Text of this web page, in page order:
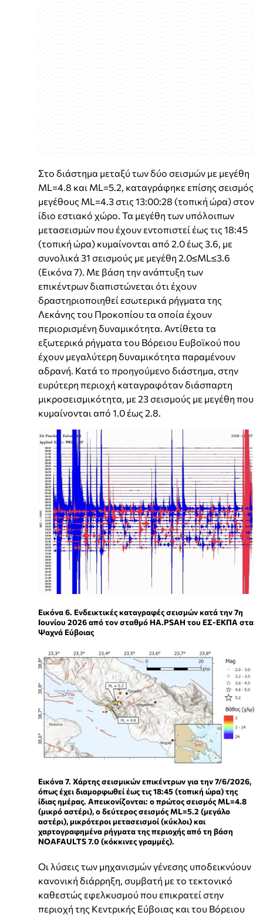
Στο διάστημα μεταξύ των δύο σεισμών με μεγέθη
ML=4.8 και ML=5.2, καταγράφηκε επίσης σεισμός
μεγέθους ML=4.3 στις 13:00:28 (τοπική ώρα) στον
ίδιο εστιακό χώρο. Τα μεγέθη των υπόλοιπων
μετασεισμών που έχουν εντοπιστεί έως τις 18:45
(τοπική ώρα) κυμαίνονται από 2.0 έως 3.6, με
συνολικά 31 σεισμούς με μεγέθη 2.0≤ML≤3.6
(Εικόνα 7). Με βάση την ανάπτυξη των
επικέντρων διαπιστώνεται ότι έχουν
δραστηριοποιηθεί εσωτερικά ρήγματα της
Λεκάνης του Προκοπίου τα οποία έχουν
περιορισμένη δυναμικότητα. Αντίθετα τα
εξωτερικά ρήγματα του Βόρειου Ευβοϊκού που
έχουν μεγαλύτερη δυναμικότητα παραμένουν
αδρανή. Κατά το προηγούμενο διάστημα, στην
ευρύτερη περιοχή καταγραφόταν διάσπαρτη
μικροσεισμικότητα, με 23 σεισμούς με μεγέθη που
κυμαίνονται από 1.0 έως 2.8.
Εικόνα 6. Ενδεικτικές καταγραφές σεισμών κατά την 7η
Ιουνίου 2026 από τον σταθμό HA.PSAH του ΕΣ-ΕΚΠΑ στα
Ψαχνά Εύβοιας
Εικόνα 7. Χάρτης σεισμικών επικέντρων για την 7/6/2026,
όπως έχει διαμορφωθεί έως τις 18:45 (τοπική ώρα) της
ίδιας ημέρας. Απεικονίζονται: ο πρώτος σεισμός ML=4.8
(μικρό αστέρι), ο δεύτερος σεισμός ML=5.2 (μεγάλο
αστέρι), μικρότεροι μετασεισμοί (κύκλοι) και
χαρτογραφημένα ρήγματα της περιοχής από τη βάση
NOAFAULTS 7.0(κόκκινες γραμμές).
Οι λύσεις των μηχανισμών γένεσης υποδεικνύουν
κανονική διάρρηξη, συμβατή με το τεκτονικό
καθεστώς εφελκυσμού που επικρατεί στην
περιοχή της Κεντρικής Εύβοιας και του Βόρειου